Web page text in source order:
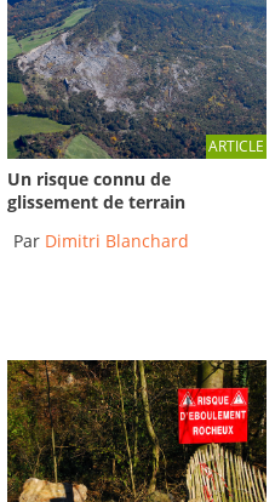
ARTICLE
Un risque connu de
glissement de terrain
Par Dimitri Blanchard